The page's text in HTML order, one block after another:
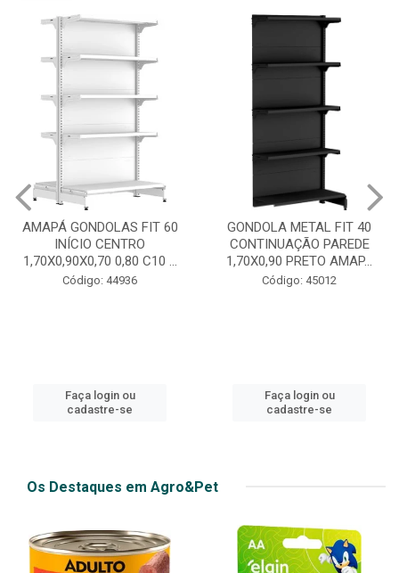
GONDOLA METAL FIT 40
CONTINUAÇÃO PAREDE
1,70X0,90 PRETO AMAP...
Código: 45012
Faça login ou
cadastre-se
GONDOLA METAL FIT 40
INICIO CENTRO 1,70X0,90
PRETO AMAPÁ
Código: 45013
cadastre-se
Os Destaques em Agro&Pet